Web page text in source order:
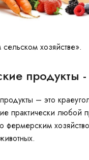
хозяйстве».
продукты -
– это
практически
фермерским